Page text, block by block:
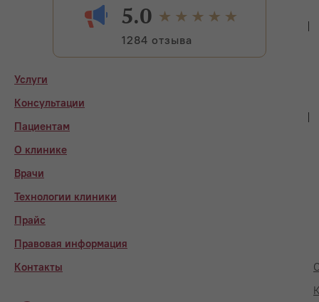
Пациентам
Консультации
Прайс
Услуги
О клинике
Технологии клиники
Врачи
Правовая информация
Контакты
1284 отзыва
5.0